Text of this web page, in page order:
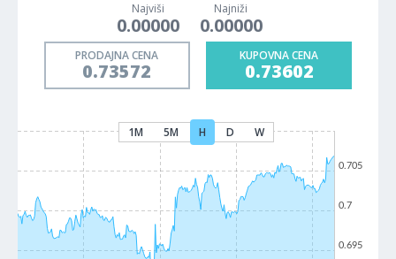
Najviši
0.00000
Najniži
0.00000
PRODAJNA CENA
0.73572
KUPOVNA CENA
0.73602
1M 5M H D W
0.695
0.7
0.705